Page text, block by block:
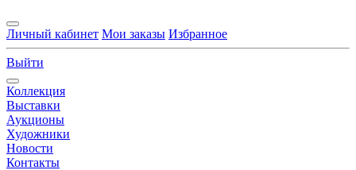
Личный кабинет Мои заказы Избранное
Выйти
Коллекция
Выставки
Аукционы
Художники
Новости
Контакты